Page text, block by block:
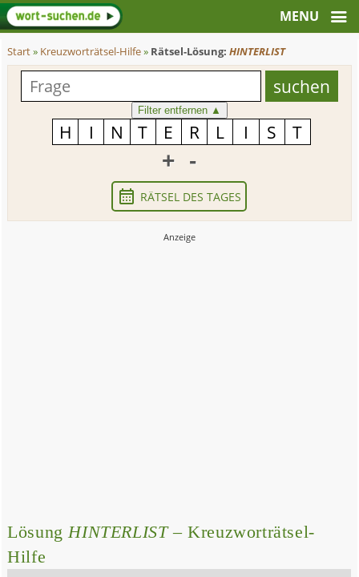
Start» Kreuzworträtsel-Hilfe» Rätsel-Lösung:HINTERLIST
Filter entfernen ▲
+ -
RÄTSEL DES TAGES
LösungHINTERLIST– Kreuzworträtsel-
Hilfe